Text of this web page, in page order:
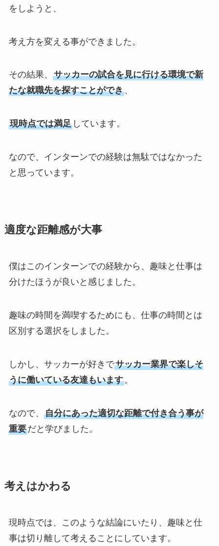
をしようと、
考え方を変える事ができました。
その結果、 サッカーの試合を見に行ける環境で新
たな就職先を探すことができ、
現時点では満足しています。
なので、インターンでの経験は無駄ではなかった
と思っています。
適度な距離感が大事
僕はこのインターンでの経験から、趣味と仕事は
分けたほうが良いと感じました。
趣味の時間を満喫するためにも、仕事の時間とは
区別する選択をしました。
しかし、サッカーが好きでサッカー業界で楽しそ
うに働いている友達もいます。
なので、 自分にあった適切な距離で付き合う事が
重要だと学びました。
考えはかわる
現時点では、このような結論にいたり、趣味と仕
事は切り離して考えることにしています。